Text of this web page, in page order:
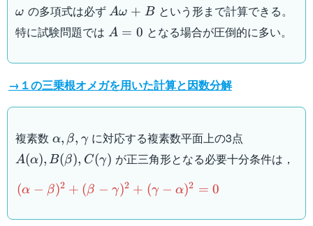
\omega
ω の多項式は必ずA\omega+B
Aω + Bという形まで計算できる。
特に試験問題では A=0
A = 0 となる場合が圧倒的に多い。
→１の三乗根オメガを用いた計算と因数分解
複素数 \alpha,\beta,\gamma
α, β, γ に対応する複素数平面上の3点
B(\beta),
C(\gamma)
A(α), B(β), C(γ) が正三角形となる必要十分条件は，
(\alpha-
\beta)^2+
(\beta-
(α − β)2 + (β − γ)2 + (γ − α)2 = 0